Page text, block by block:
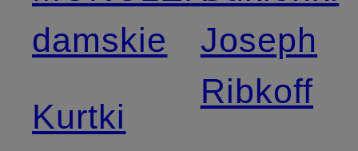
damskie
Kurtki
Joseph
Ribkoff